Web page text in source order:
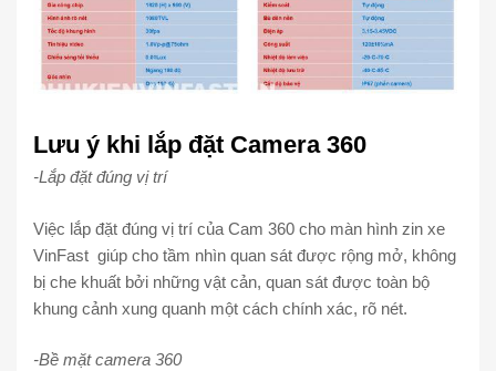
Lưu ý khi lắp đặt Camera 360
-Lắp đặt đúng vị trí
Việc lắp đặt đúng vị trí của Cam 360 cho màn hình zin xe
VinFast giúp cho tầm nhìn quan sát được rộng mở, không
bị che khuất bởi những vật cản, quan sát được toàn bộ
khung cảnh xung quanh một cách chính xác, rõ nét.
-Bề mặt camera 360